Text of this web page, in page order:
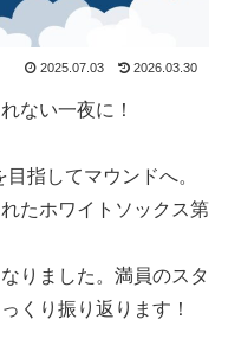
2025.07.03 2026.03.30
ない一夜に！
指してマウンドへ。
たホワイトソックス第
りました。満員のスタ
くり振り返ります！